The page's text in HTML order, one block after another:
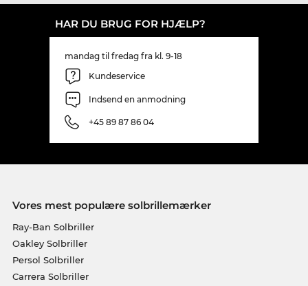
HAR DU BRUG FOR HJÆLP?
mandag til fredag fra kl. 9-18
Kundeservice
Indsend en anmodning
+45 89 87 86 04
Vores mest populære solbrillemærker
Ray-Ban Solbriller
Oakley Solbriller
Persol Solbriller
Carrera Solbriller